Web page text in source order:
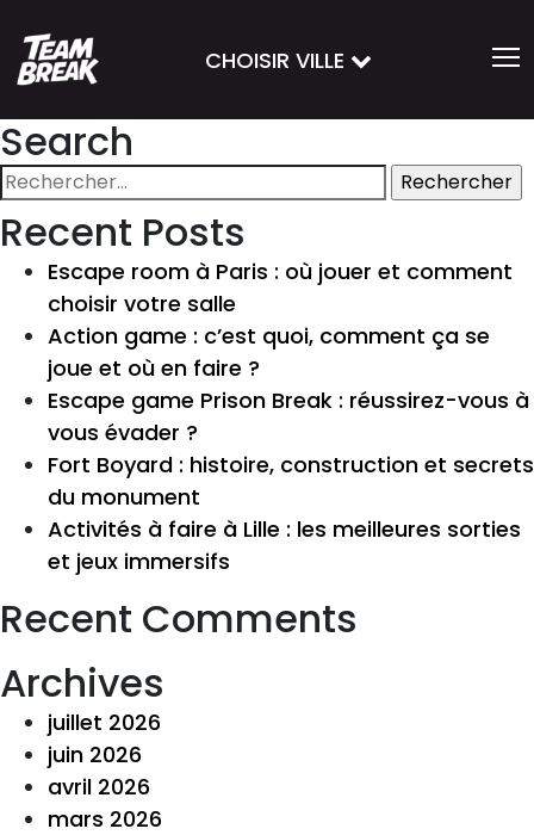
CHOISIR VILLE
Search
Rechercher :
Recent Posts
Escape room à Paris : où jouer et comment
choisir votre salle
Action game : c’est quoi, comment ça se
joue et où en faire ?
Escape game Prison Break : réussirez-vous à
vous évader ?
Fort Boyard : histoire, construction et secrets
du monument
Activités à faire à Lille : les meilleures sorties
et jeux immersifs
Recent Comments
Archives
juillet 2026
juin 2026
avril 2026
mars 2026